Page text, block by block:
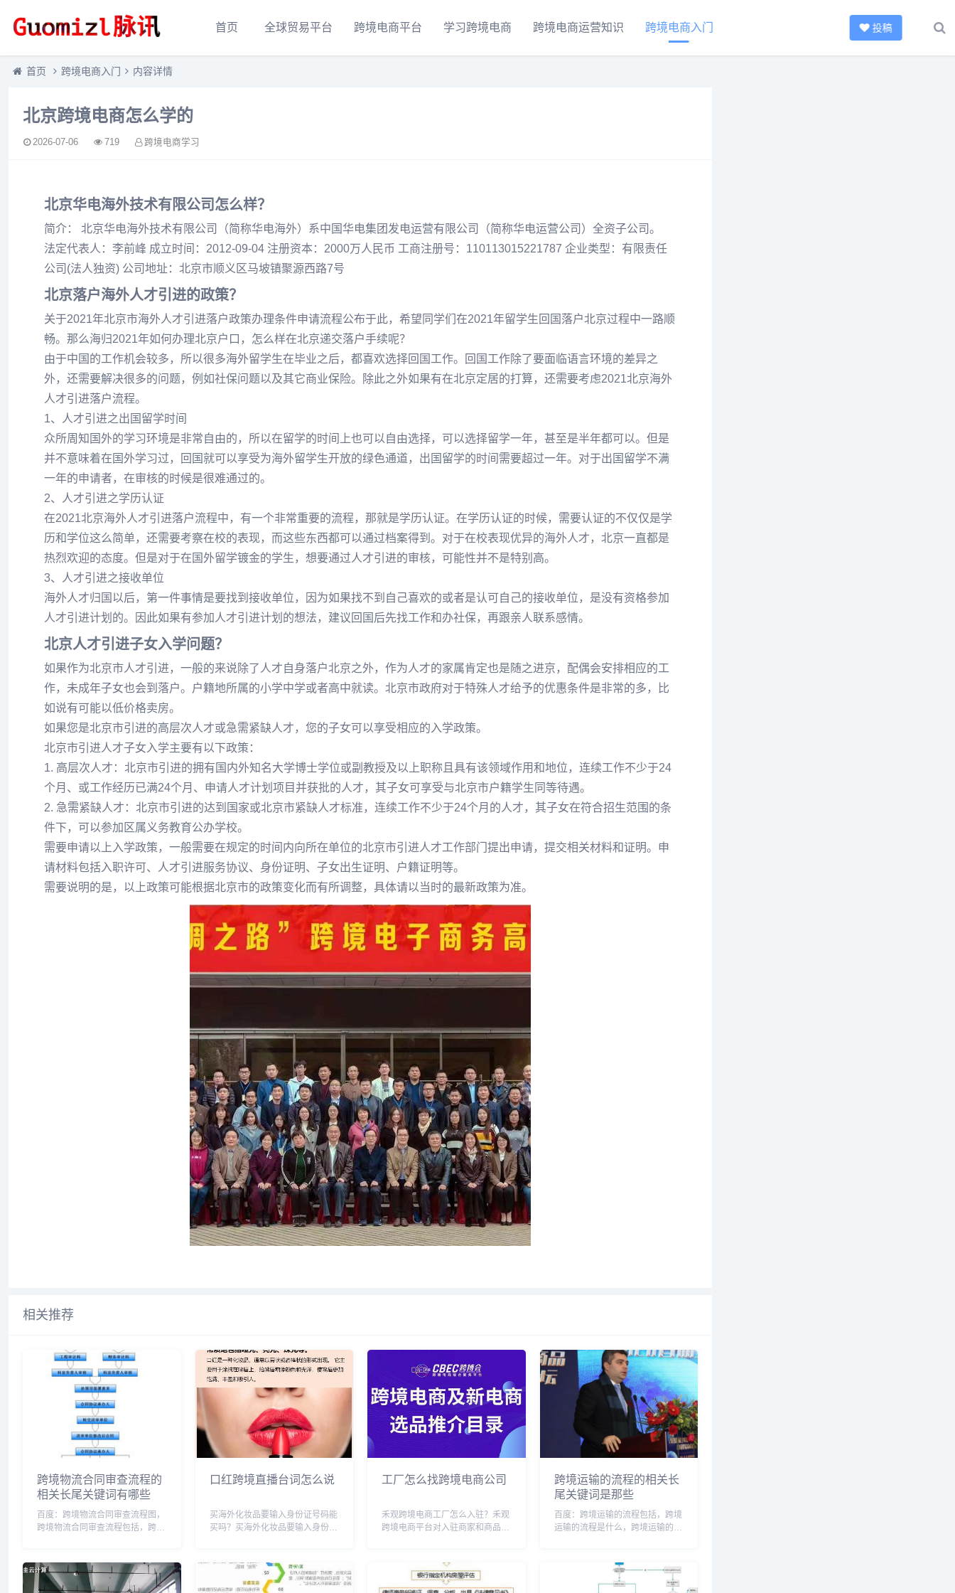
首页 全球贸易平台 跨境电商平台 学习跨境电商 跨境电商运营知识 跨境电商入门 投稿
首页 跨境电商入门 内容详情
北京跨境电商怎么学的
2026-07-06 719 跨境电商学习
北京华电海外技术有限公司怎么样？
简介： 北京华电海外技术有限公司（简称华电海外）系中国华电集团发电运营有限公司（简称华电运营公司）全资子公司。
法定代表人：李前峰 成立时间：2012-09-04 注册资本：2000万人民币 工商注册号：110113015221787 企业类型：有限责任
公司(法人独资) 公司地址：北京市顺义区马坡镇聚源西路7号
北京落户海外人才引进的政策？
关于2021年北京市海外人才引进落户政策办理条件申请流程公布于此，希望同学们在2021年留学生回国落户北京过程中一路顺
畅。那么海归2021年如何办理北京户口，怎么样在北京递交落户手续呢？
由于中国的工作机会较多，所以很多海外留学生在毕业之后，都喜欢选择回国工作。回国工作除了要面临语言环境的差异之
外，还需要解决很多的问题，例如社保问题以及其它商业保险。除此之外如果有在北京定居的打算，还需要考虑2021北京海外
人才引进落户流程。
1、人才引进之出国留学时间
众所周知国外的学习环境是非常自由的，所以在留学的时间上也可以自由选择，可以选择留学一年，甚至是半年都可以。但是
并不意味着在国外学习过，回国就可以享受为海外留学生开放的绿色通道，出国留学的时间需要超过一年。对于出国留学不满
一年的申请者，在审核的时候是很难通过的。
2、人才引进之学历认证
在2021北京海外人才引进落户流程中，有一个非常重要的流程，那就是学历认证。在学历认证的时候，需要认证的不仅仅是学
历和学位这么简单，还需要考察在校的表现，而这些东西都可以通过档案得到。对于在校表现优异的海外人才，北京一直都是
热烈欢迎的态度。但是对于在国外留学镀金的学生，想要通过人才引进的审核，可能性并不是特别高。
3、人才引进之接收单位
海外人才归国以后，第一件事情是要找到接收单位，因为如果找不到自己喜欢的或者是认可自己的接收单位，是没有资格参加
人才引进计划的。因此如果有参加人才引进计划的想法，建议回国后先找工作和办社保，再跟亲人联系感情。
北京人才引进子女入学问题？
如果作为北京市人才引进，一般的来说除了人才自身落户北京之外，作为人才的家属肯定也是随之进京，配偶会安排相应的工
作，未成年子女也会到落户。户籍地所属的小学中学或者高中就读。北京市政府对于特殊人才给予的优惠条件是非常的多，比
如说有可能以低价格卖房。
如果您是北京市引进的高层次人才或急需紧缺人才，您的子女可以享受相应的入学政策。
北京市引进人才子女入学主要有以下政策：
1. 高层次人才：北京市引进的拥有国内外知名大学博士学位或副教授及以上职称且具有该领域作用和地位，连续工作不少于24
个月、或工作经历已满24个月、申请人才计划项目并获批的人才，其子女可享受与北京市户籍学生同等待遇。
2. 急需紧缺人才：北京市引进的达到国家或北京市紧缺人才标准，连续工作不少于24个月的人才，其子女在符合招生范围的条
件下，可以参加区属义务教育公办学校。
需要申请以上入学政策，一般需要在规定的时间内向所在单位的北京市引进人才工作部门提出申请，提交相关材料和证明。申
请材料包括入职许可、人才引进服务协议、身份证明、子女出生证明、户籍证明等。
需要说明的是，以上政策可能根据北京市的政策变化而有所调整，具体请以当时的最新政策为准。
相关推荐
跨境物流合同审查流程的
相关长尾关键词有哪些
百度：跨境物流合同审查流程图，
跨境物流合同审查流程包括，跨境
据，跨境物流流程图，跨境物流新
规，跨境物流公司怎么运作流程，
口红跨境直播台词怎么说
买海外化妆品要输入身份证号码能
买吗？买海外化妆品要输入身份证
需要买家提供身份证相关信息。网
购进口保税产品的交易流程实际是
工厂怎么找跨境电商公司
禾观跨境电商工厂怎么入驻？禾观
跨境电商平台对入驻商家和商品有
条件，并完成相应的入驻流程。首
先，商家需要具备独立的法人资
跨境运输的流程的相关长
尾关键词是那些
百度：跨境运输的流程包括，跨境
运输的流程是什么，跨境运输的流
运输方式，跨境物流的主要流程，
跨境货物运输及费用，跨境物流流